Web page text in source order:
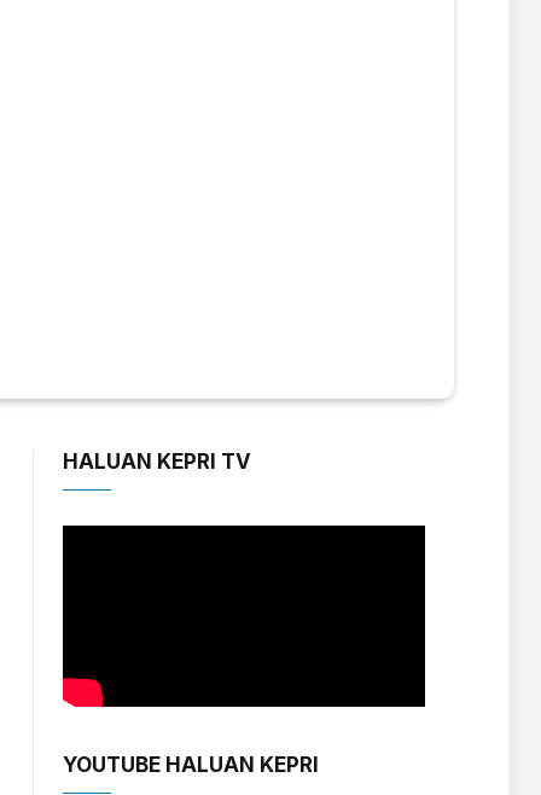
HALUAN KEPRI TV
YOUTUBE HALUAN KEPRI